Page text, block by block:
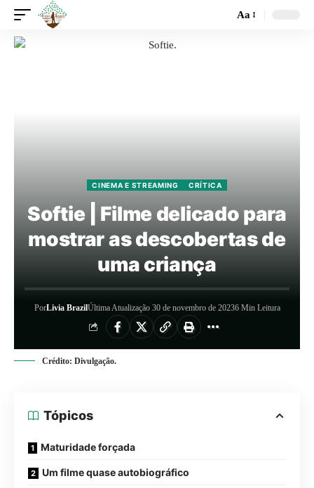
Aa
CINEMA E STREAMING CRÍTICA
Softie | Filme delicado para
mostrar as descobertas de
uma criança
PorLivia BrazilÚltima Atualização 30 de novembro de 20236 Min Leitura
Crédito: Divulgação.
Tópicos
Maturidade forçada
Um filme quase autobiográfico